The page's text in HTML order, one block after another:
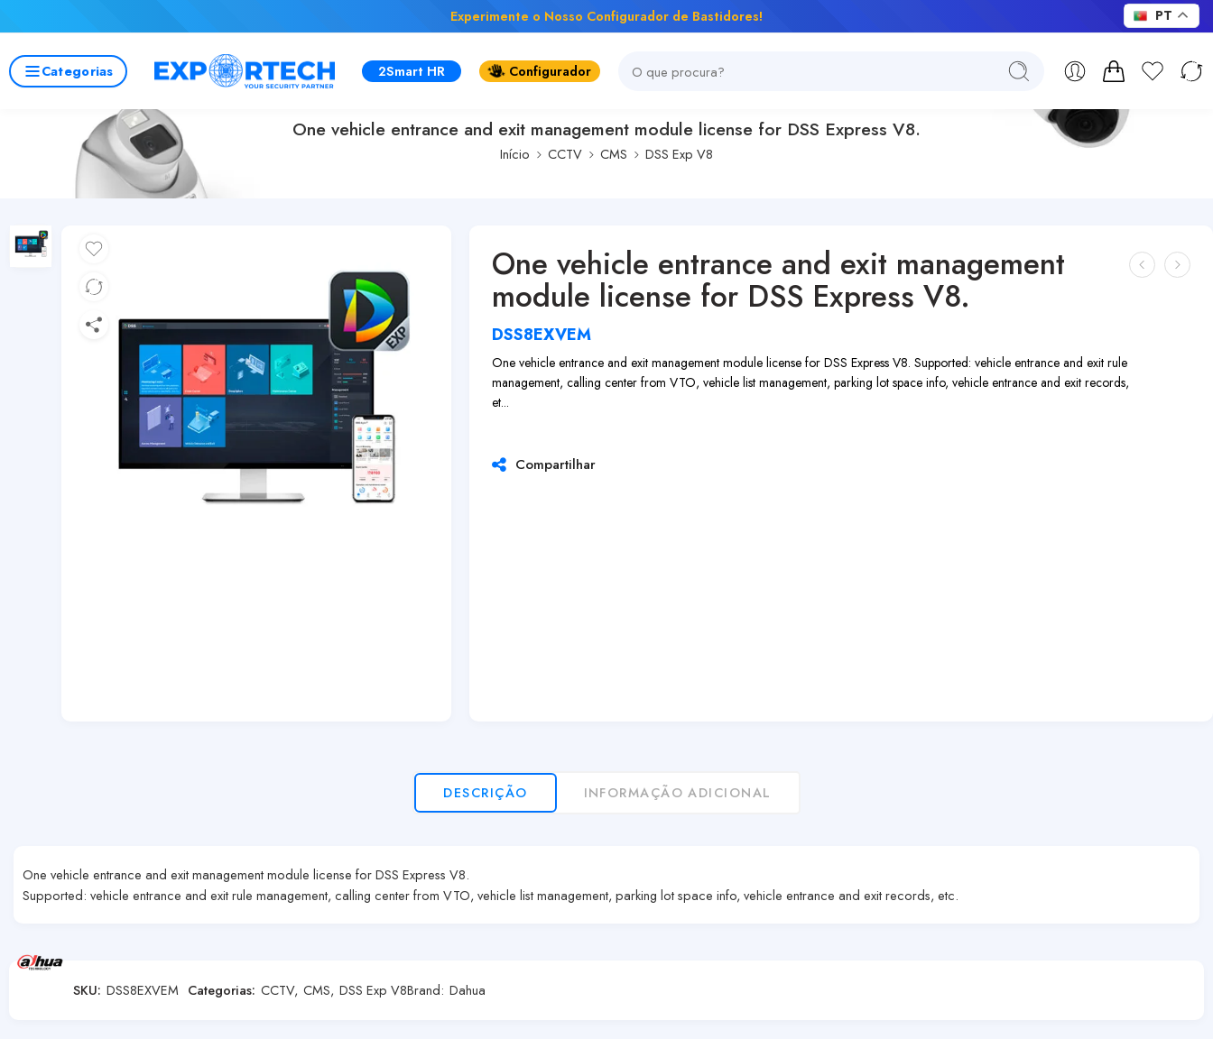
Experimente o Nosso Configurador de Bastidores!
Categorias 2Smart HR Configurador
One vehicle entrance and exit management module license for DSS Express V8.
Início CCTV CMS DSS Exp V8
One vehicle entrance and exit management
module license for DSS Express V8.
DSS8EXVEM
One vehicle entrance and exit management module license for DSS Express V8. Supported: vehicle entrance and exit rule
management, calling center from VTO, vehicle list management, parking lot space info, vehicle entrance and exit records,
et...
Compartilhar
DESCRIÇÃO INFORMAÇÃO ADICIONAL
One vehicle entrance and exit management module license for DSS Express V8.
Supported: vehicle entrance and exit rule management, calling center from VTO, vehicle list management, parking lot space info, vehicle entrance and exit records, etc.
SKU: DSS8EXVEM Categorias: CCTV, CMS, DSS Exp V8Brand: Dahua
PT